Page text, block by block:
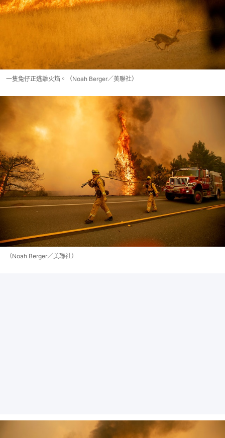
一隻兔仔正逃離火焰。（Noah Berger／美聯社）
（Noah Berger／美聯社）